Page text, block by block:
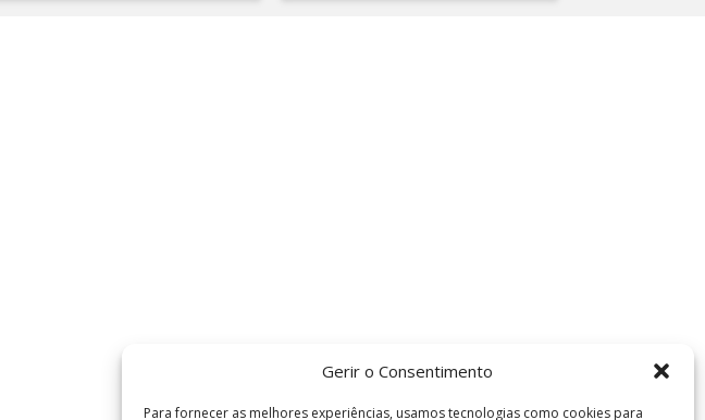
Gerir o Consentimento
Para fornecer as melhores experiências, usamos tecnologias como cookies para